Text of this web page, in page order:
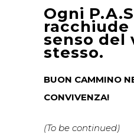
Ogni
racchiude
senso del
stesso.
BUON CAMMINO
CONVIVENZA!
(To be continued)